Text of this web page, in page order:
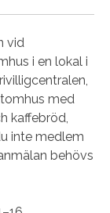
vid
i en lokal i
med
kaffebröd,
inte medlem
behövs